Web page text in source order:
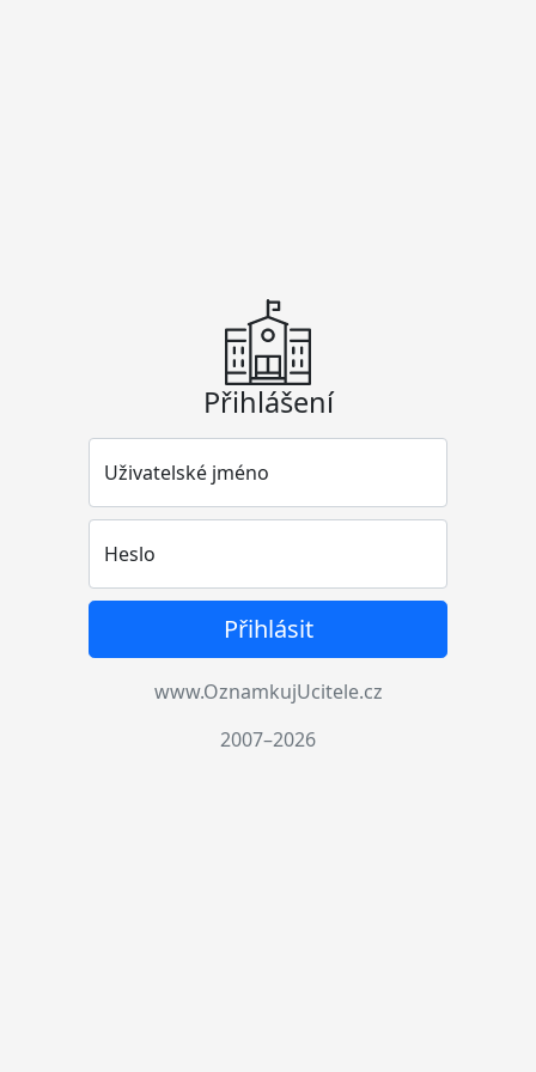
Přihlášení
Uživatelské jméno
Heslo
Přihlásit
www.OznamkujUcitele.cz
2007–2026